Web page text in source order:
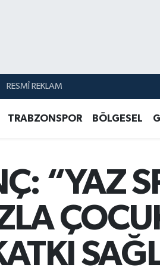
RESMÎ REKLAM
TRABZONSPOR BÖLGESEL
“YAZ